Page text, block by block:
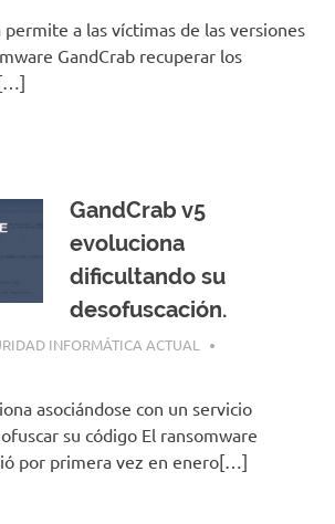
a las víctimas de las versiones
GandCrab recuperar los
GandCrab v5
evoluciona
dificultando su
desofuscación.
INFORMÁTICA ACTUAL
asociándose con un servicio
su código El ransomware
por primera vez en enero[…]